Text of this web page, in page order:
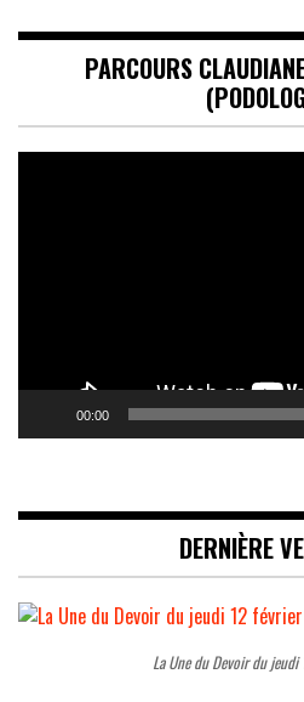
PARCOURS
00:00
DERNIÈRE
La Une du Devoir du